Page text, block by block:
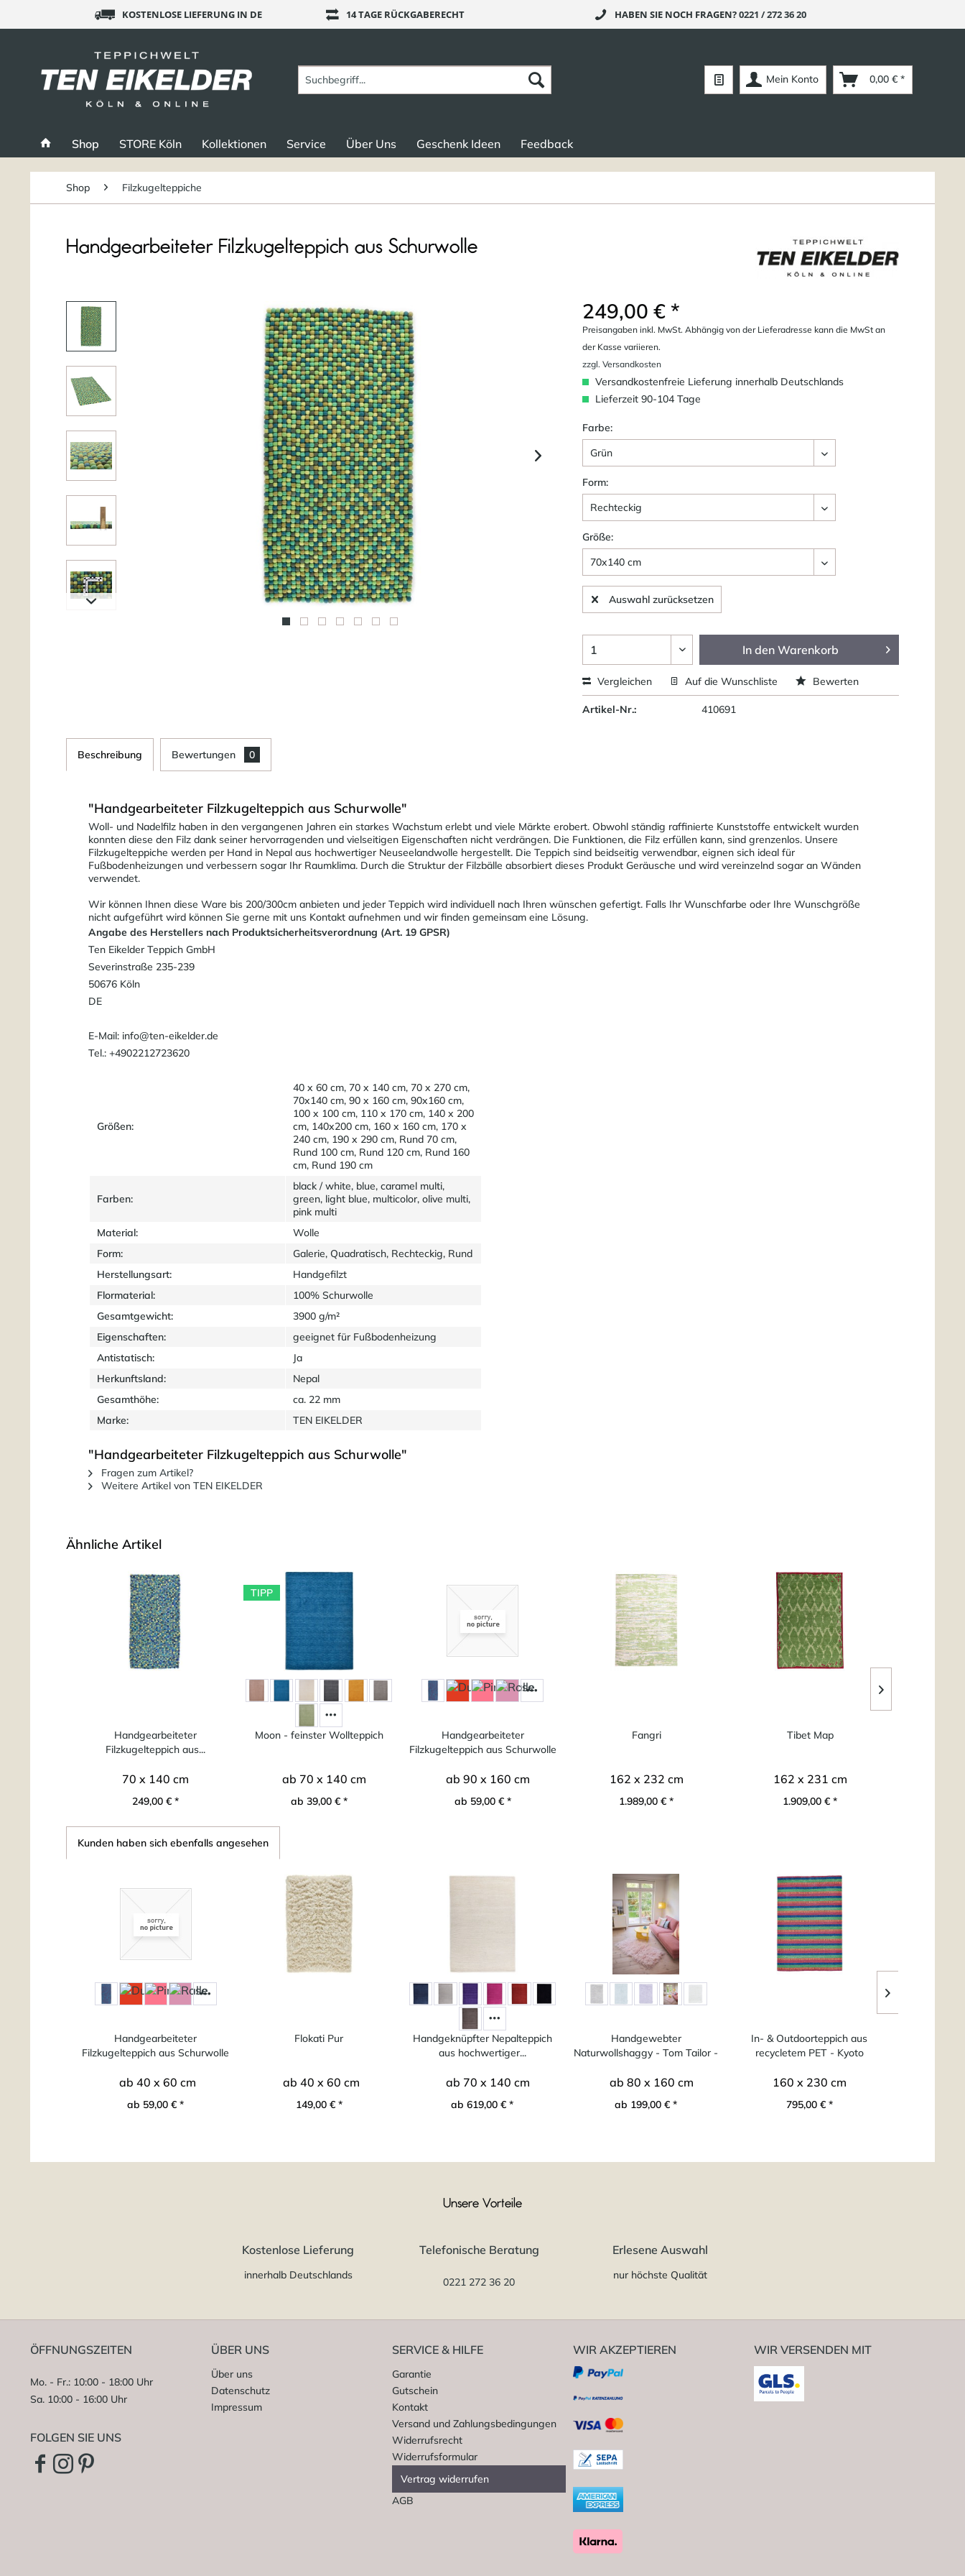
KOSTENLOSE LIEFERUNG IN DE 14 TAGE RÜCKGABERECHT HABEN SIE NOCH FRAGEN?0221 / 272 36 20
Mein Konto 0,00 € *
Shop STORE Köln Kollektionen Service Über Uns Geschenk Ideen Feedback
Shop Filzkugelteppiche
Handgearbeiteter Filzkugelteppich aus Schurwolle
249,00 € *
Preisangaben inkl. MwSt. Abhängig von der Lieferadresse kann die MwSt an
der Kasse variieren.
zzgl. Versandkosten
Versandkostenfreie Lieferung innerhalb Deutschlands
Lieferzeit 90-104 Tage
Farbe:
Form:
Größe:
Auswahl zurücksetzen
In den Warenkorb
Vergleichen Auf die Wunschliste Bewerten
Artikel-Nr.: 410691
Beschreibung Bewertungen 0
"Handgearbeiteter Filzkugelteppich aus Schurwolle"
Woll- und Nadelfilz haben in den vergangenen Jahren ein starkes Wachstum erlebt und viele Märkte erobert. Obwohl ständig raffinierte Kunststoffe entwickelt wurden
konnten diese den Filz dank seiner hervorragenden und vielseitigen Eigenschaften nicht verdrängen. Die Funktionen, die Filz erfüllen kann, sind grenzenlos. Unsere
Filzkugelteppiche werden per Hand in Nepal aus hochwertiger Neuseelandwolle hergestellt. Die Teppich sind beidseitig verwendbar, eignen sich ideal für
Fußbodenheizungen und verbessern sogar Ihr Raumklima. Durch die Struktur der Filzbälle absorbiert dieses Produkt Geräusche und wird vereinzelnd sogar an Wänden
verwendet.
Wir können Ihnen diese Ware bis 200/300cm anbieten und jeder Teppich wird individuell nach Ihren wünschen gefertigt. Falls Ihr Wunschfarbe oder Ihre Wunschgröße
nicht aufgeführt wird können Sie gerne mit uns Kontakt aufnehmen und wir finden gemeinsam eine Lösung.
Angabe des Herstellers nach Produktsicherheitsverordnung (Art. 19 GPSR)
Ten Eikelder Teppich GmbH
Severinstraße 235-239
50676 Köln
DE
E-Mail: info@ten-eikelder.de
Tel.: +4902212723620
Größen:
40 x 60 cm, 70 x 140 cm, 70 x 270 cm,
70x140 cm, 90 x 160 cm, 90x160 cm,
100 x 100 cm, 110 x 170 cm, 140 x 200
cm, 140x200 cm, 160 x 160 cm, 170 x
240 cm, 190 x 290 cm, Rund 70 cm,
Rund 100 cm, Rund 120 cm, Rund 160
cm, Rund 190 cm
Farben:
black / white, blue, caramel multi,
green, light blue, multicolor, olive multi,
pink multi
Material:
Wolle
Form:
Galerie, Quadratisch, Rechteckig, Rund
Herstellungsart:
Handgefilzt
Flormaterial:
100% Schurwolle
Gesamtgewicht:
3900 g/m²
Eigenschaften:
geeignet für Fußbodenheizung
Antistatisch:
Ja
Herkunftsland:
Nepal
Gesamthöhe:
ca. 22 mm
Marke:
TEN EIKELDER
"Handgearbeiteter Filzkugelteppich aus Schurwolle"
Fragen zum Artikel?
Weitere Artikel von TEN EIKELDER
Ähnliche Artikel
Handgearbeiteter
Filzkugelteppich aus...
70 x 140 cm
249,00 € *
TIPP
Moon - feinster Wollteppich
ab 70 x 140 cm
ab 39,00 € *
Handgearbeiteter
Filzkugelteppich aus Schurwolle
ab 90 x 160 cm
ab 59,00 € *
Fangri
162 x 232 cm
1.989,00 € *
Tibet Map
162 x 231 cm
1.909,00 € *
Kunden haben sich ebenfalls angesehen
Handgearbeiteter
Filzkugelteppich aus Schurwolle
ab 40 x 60 cm
ab 59,00 € *
Flokati Pur
ab 40 x 60 cm
149,00 € *
Handgeknüpfter Nepalteppich
aus hochwertiger...
ab 70 x 140 cm
ab 619,00 € *
Handgewebter
Naturwollshaggy - Tom Tailor -
ab 80 x 160 cm
ab 199,00 € *
In- & Outdoorteppich aus
recycletem PET - Kyoto
160 x 230 cm
795,00 € *
Unsere Vorteile
Kostenlose Lieferung
innerhalb Deutschlands
Telefonische Beratung
0221 272 36 20
Erlesene Auswahl
nur höchste Qualität
ÖFFNUNGSZEITEN
Mo. - Fr.: 10:00 - 18:00 Uhr
Sa. 10:00 - 16:00 Uhr
FOLGEN SIE UNS
ÜBER UNS
Über uns
Datenschutz
Impressum
SERVICE & HILFE
Garantie
Gutschein
Kontakt
Versand und Zahlungsbedingungen
Widerrufsrecht
Widerrufsformular
Vertrag widerrufen
AGB
WIR AKZEPTIEREN WIR VERSENDEN MIT